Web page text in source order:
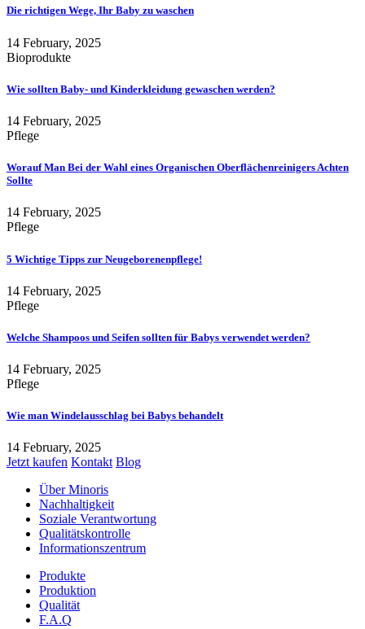
Die richtigen Wege, Ihr Baby zu waschen
14 February, 2025
Bioprodukte
Wie sollten Baby- und Kinderkleidung gewaschen werden?
14 February, 2025
Pflege
Worauf Man Bei der Wahl eines Organischen Oberflächenreinigers Achten
Sollte
14 February, 2025
Pflege
5 Wichtige Tipps zur Neugeborenenpflege!
14 February, 2025
Pflege
Welche Shampoos und Seifen sollten für Babys verwendet werden?
14 February, 2025
Pflege
Wie man Windelausschlag bei Babys behandelt
14 February, 2025
Jetzt kaufen Kontakt Blog
Über Minoris
Nachhaltigkeit
Soziale Verantwortung
Qualitätskontrolle
Informationszentrum
Produkte
Produktion
Qualität
F.A.Q